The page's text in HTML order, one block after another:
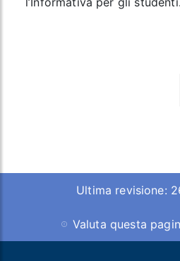
Ultima revisione:
Valuta questa